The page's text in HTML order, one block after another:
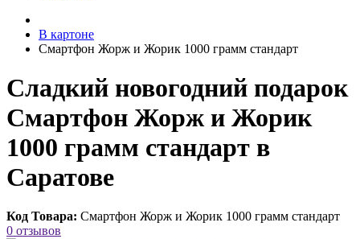
В картоне
Смартфон Жорж и Жорик 1000 грамм стандарт
Сладкий новогодний подарок
Смартфон Жорж и Жорик
1000 грамм стандарт в
Саратове
Код Товара: Смартфон Жорж и Жорик 1000 грамм стандарт
0 отзывов